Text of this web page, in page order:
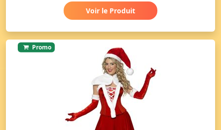
Voir le Produit
Promo